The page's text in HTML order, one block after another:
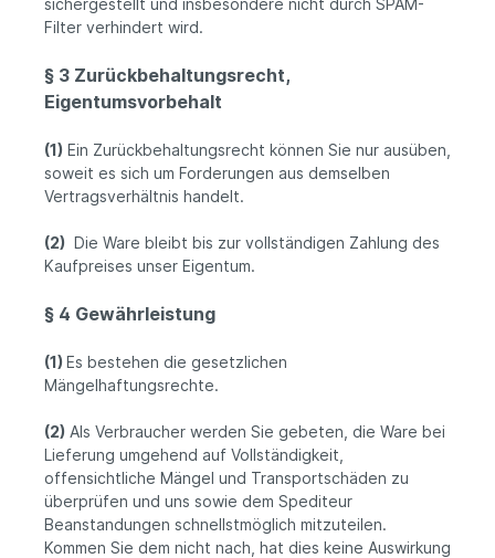
Filter verhindert wird.
§ 3 Zurückbehaltungsrecht,
Eigentumsvorbehalt
(1) Ein Zurückbehaltungsrecht können Sie nur ausüben,
soweit es sich um Forderungen aus demselben
Vertragsverhältnis handelt.
(2) Die Ware bleibt bis zur vollständigen Zahlung des
Kaufpreises unser Eigentum.
§ 4 Gewährleistung
(1)Es bestehen die gesetzlichen
Mängelhaftungsrechte.
(2) Als Verbraucher werden Sie gebeten, die Ware bei
Lieferung umgehend auf Vollständigkeit,
offensichtliche Mängel und Transportschäden zu
überprüfen und uns sowie dem Spediteur
Beanstandungen schnellstmöglich mitzuteilen.
Kommen Sie dem nicht nach, hat dies keine Auswirkung